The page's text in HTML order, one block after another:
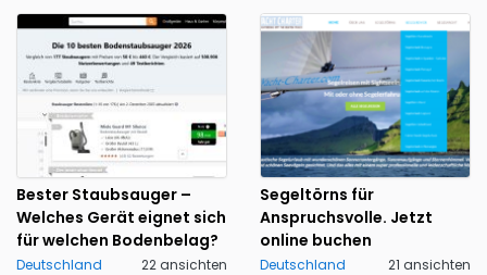
Bester Staubsauger –
Welches Gerät eignet sich
für welchen Bodenbelag?
Deutschland 22 ansichten
Segeltörns für
Anspruchsvolle. Jetzt
online buchen‎
Deutschland 21 ansichten